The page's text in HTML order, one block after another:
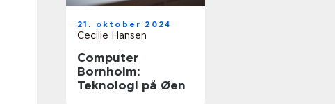
21. oktober 2024
Cecilie Hansen
Computer
Bornholm:
Teknologi på Øen